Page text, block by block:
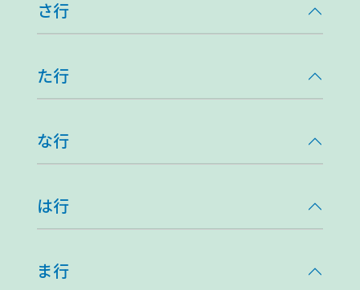
さ行
た行
な行
は行
ま行